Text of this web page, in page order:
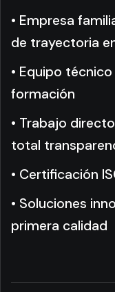
• Empresa
de trayectoria
• Equipo
formación
• Trabajo
total
• Certificación
• Soluciones
primera calidad